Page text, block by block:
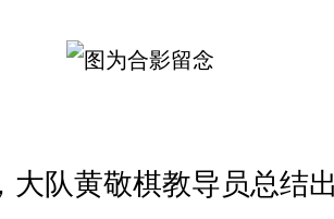
队黄敬棋教导员总结